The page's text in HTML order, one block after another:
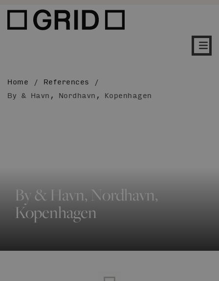
Home / References /
By & Havn, Nordhavn, Kopenhagen
By & Havn, Nordhavn,
Kopenhagen